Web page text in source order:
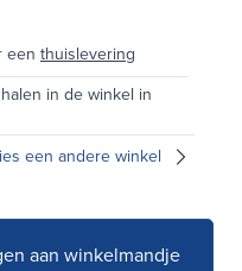
een thuislevering
in de winkel in
een andere winkel
aan winkelmandje